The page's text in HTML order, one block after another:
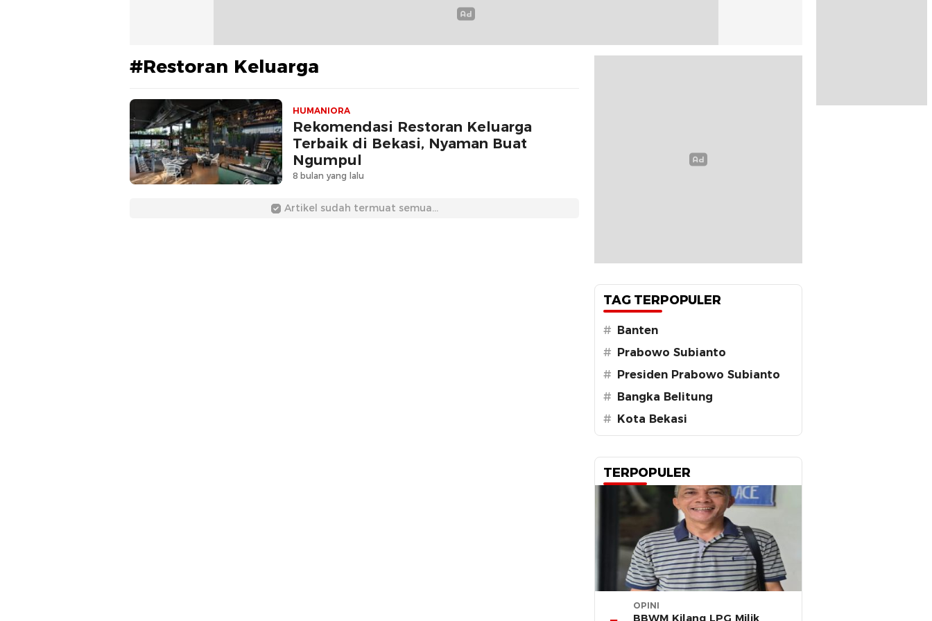
#Restoran Keluarga
HUMANIORA
Rekomendasi Restoran Keluarga
Terbaik di Bekasi, Nyaman Buat
Ngumpul
8 bulan yang lalu
Artikel sudah termuat semua...
TAG TERPOPULER
# Banten
# Prabowo Subianto
# Presiden Prabowo Subianto
# Bangka Belitung
# Kota Bekasi
TERPOPULER
OPINI
BBWM Kilang LPG Milik